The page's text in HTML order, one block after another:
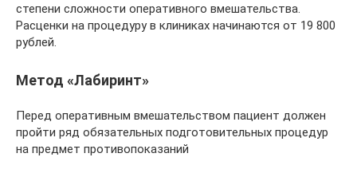
степени сложности оперативного вмешательства.
Расценки на процедуру в клиниках начинаются от 19 800
рублей.
Метод «Лабиринт»
Перед оперативным вмешательством пациент должен
пройти ряд обязательных подготовительных процедур
на предмет противопоказаний